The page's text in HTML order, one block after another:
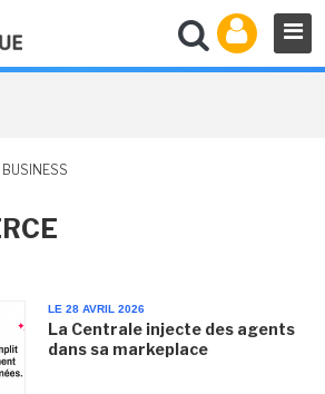
BUSINESS
LE 28 AVRIL 2026
La Centrale injecte des agents
dans sa markeplace